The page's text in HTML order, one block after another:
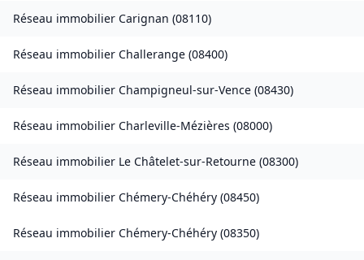
Réseau immobilier Carignan (08110)
Réseau immobilier Challerange (08400)
Réseau immobilier Champigneul-sur-Vence (08430)
Réseau immobilier Charleville-Mézières (08000)
Réseau immobilier Le Châtelet-sur-Retourne (08300)
Réseau immobilier Chémery-Chéhéry (08450)
Réseau immobilier Chémery-Chéhéry (08350)